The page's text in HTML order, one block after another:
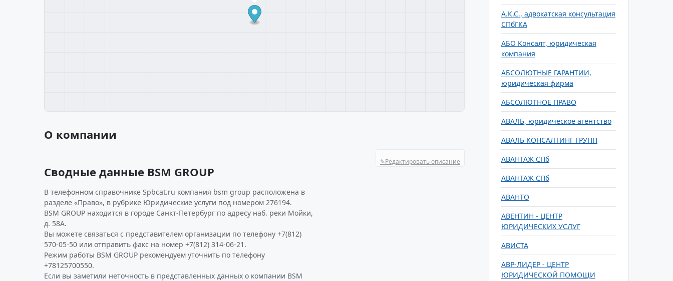
О компании
✎Редактировать описание
Сводные данные BSM GROUP
В телефонном справочнике Spbcat.ru компания bsm group расположена в
разделе «Право», в рубрике Юридические услуги под номером 276194.
BSM GROUP находится в городе Санкт-Петербург по адресу наб. реки Мойки,
д. 58А.
Вы можете связаться с представителем организации по телефону +7(812)
570-05-50 или отправить факс на номер +7(812) 314-06-21.
Режим работы BSM GROUP рекомендуем уточнить по телефону
+78125700550.
Если вы заметили неточность в представленных данных о компании BSM
А.К.С., адвокатская консультация
СПбГКА
АБО Консалт, юридическая
компания
АБСОЛЮТНЫЕ ГАРАНТИИ,
юридическая фирма
АБСОЛЮТНОЕ ПРАВО
АВАЛЬ, юридическое агентство
АВАЛЬ КОНСАЛТИНГ ГРУПП
АВАНТАЖ СПб
АВАНТАЖ СПб
АВАНТО
АВЕНТИН - ЦЕНТР
ЮРИДИЧЕСКИХ УСЛУГ
АВИСТА
АВР-ЛИДЕР - ЦЕНТР
ЮРИДИЧЕСКОЙ ПОМОЩИ